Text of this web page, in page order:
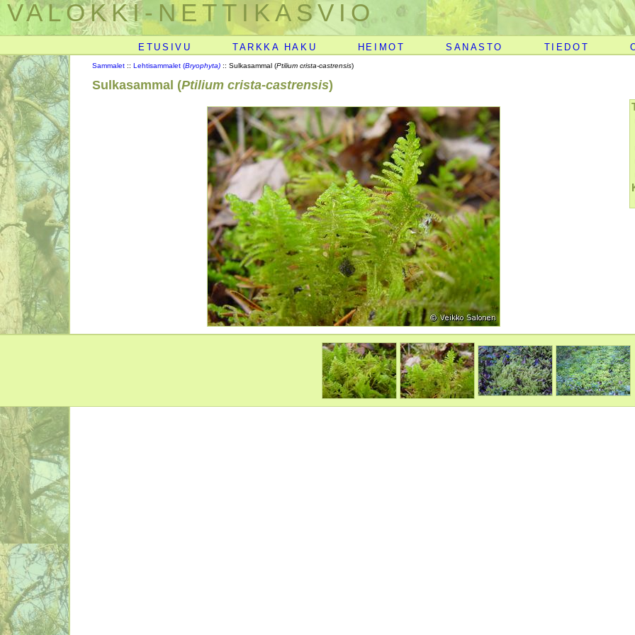
VALOKKI-NETTIKASVIO
ETUSIVU TARKKA HAKU HEIMOT SANASTO TIEDOT
Sammalet :: Lehtisammalet (Bryophyta) :: Sulkasammal (Ptilium crista-castrensis)
Sulkasammal (Ptilium crista-castrensis)